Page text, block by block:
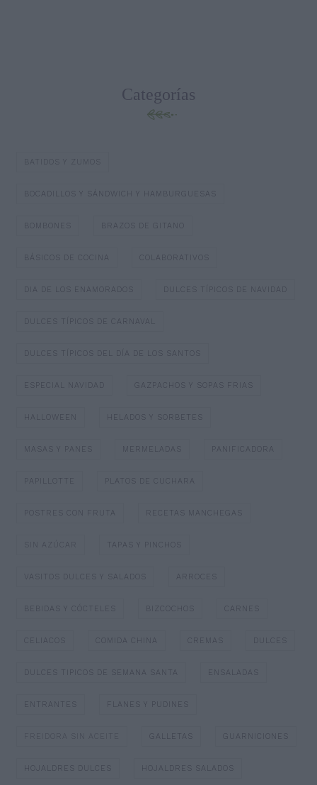
Categorías
BATIDOS Y ZUMOS
BOCADILLOS Y SÁNDWICH Y HAMBURGUESAS
BOMBONES BRAZOS DE GITANO
BÁSICOS DE COCINA COLABORATIVOS
DIA DE LOS ENAMORADOS DULCES TÍPICOS DE NAVIDAD
DULCES TÍPICOS DE CARNAVAL
DULCES TÍPICOS DEL DÍA DE LOS SANTOS
ESPECIAL NAVIDAD GAZPACHOS Y SOPAS FRIAS
HALLOWEEN HELADOS Y SORBETES
MASAS Y PANES MERMELADAS PANIFICADORA
PAPILLOTTE PLATOS DE CUCHARA
POSTRES CON FRUTA RECETAS MANCHEGAS
SIN AZÚCAR TAPAS Y PINCHOS
VASITOS DULCES Y SALADOS ARROCES
BEBIDAS Y CÓCTELES BIZCOCHOS CARNES
CELIACOS COMIDA CHINA CREMAS
DULCES TIPICOS DE SEMANA SANTA ENSALADAS
ENTRANTES FLANES Y PUDINES
FREIDORA SIN ACEITE GALLETAS GUARNICIONES
HOJALDRES DULCES HOJALDRES SALADOS